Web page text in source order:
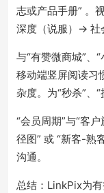
志或产品手册” 。
深度（说服）-> 社
与“有赞微商城”、
移动端竖屏阅读习
杂度。为“秒杀”、
“会员周期”与“客
径图” 或 “新客-熟
沟通。
总结：LinkPix为